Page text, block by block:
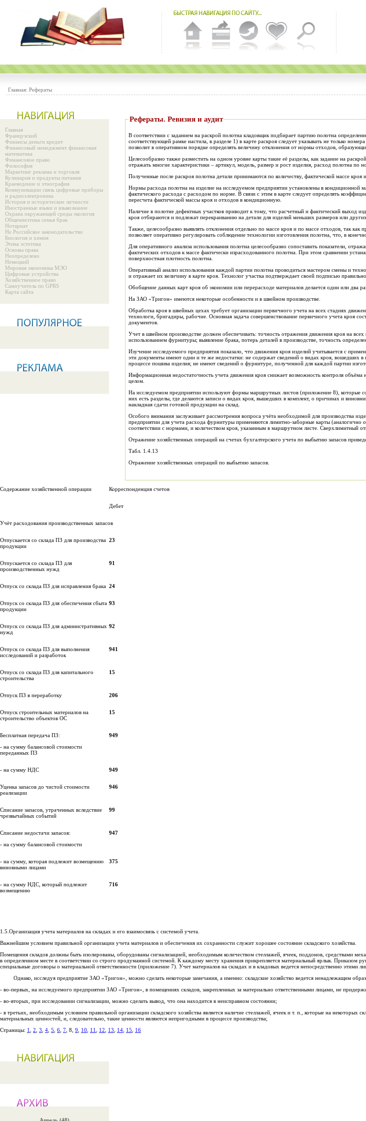
Главная: Рефераты
Главная
Французский
Финансы деньги кредит
Финансовый менеджмент финансовая
математика
Финансовое право
Философия
Маркетинг реклама и торговля
Кулинария и продукты питания
Краеведение и этнография
Коммуникации связь цифровые приборы
и радиоэлектроника
История и исторические личности
Иностранные языки и языкознание
Охрана окружающей среды экология
Общениеэтика семья брак
Нотариат
Не Российское законодательство
Биология и химия
Этика эстетика
Основы права
Неопределено
Немецкий
Мировая экономика МЭО
Цифровые устройства
Хозяйственное право
Самоучитель по GPRS
Карта сайта
Рефераты. Ревизия и аудит
В соответствии с заданием на раскрой полотна кладовщик подбирает партию полотна
соответствующей рамке настила, в разделе 1) в карте раскроя следует указывать не только
позволит в оперативном порядке определять величину отклонения от нормы отходов,
Целесообразно также разместить на одном уровне карты такие её разделы, как задание на
отражать многие характеристики – артикул, модель, размер и рост изделия, расход полотна по
Полученные после раскроя полотна детали принимаются по количеству, фактической массе кроя
Нормы расхода полотна на изделие на исследуемом предприятии установлены в кондиционной
фактического расхода с расходом по норме. В связи с этим в карте следует определять
пересчета фактической массы кроя и отходов в кондиционную.
Наличие в полотне дефектных участков приводит к тому, что расчетный и фактический выход
кроя отбираются и подлежат перекраиванию на детали для изделий меньших размеров или
Также, целесообразно выявлять отклонения отдельно по массе кроя и по массе отходов, так
позволяет оперативно регулировать соблюдение технологии изготовления полотна, что, в
Для оперативного анализа использования полотна целесообразно сопоставить показатели,
фактических отходов к массе фактически израсходованного полотна. При этом сравнении
поверхностная плотность полотна.
Оперативный анализ использования каждой партии полотна проводиться мастером смены и
и отражает их величину в карте кроя. Технолог участка подтверждает своей подписью
Обобщение данных карт кроя об экономии или перерасходе материалов делается один или два
На ЗАО «Тригон» имеются некоторые особенности и в швейном производстве.
Обработка кроя в швейных цехах требует организации первичного учета на всех стадиях
технологи, бригадиры, рабочие. Основная задача совершенствование первичного учета кроя
документов.
Учет в швейном производстве должен обеспечивать: точность отражения движения кроя на
использованием фурнитуры; выявление брака, потерь деталей в производстве, точность
Изучение исследуемого предприятия показало, что движения кроя изделий учитывается с
эти документы имеют одни и те же недостатки: не содержат сведений о видах кроя, вошедших
процессе пошива изделия; не имеют сведений о фурнитуре, полученной для каждой партии
Информационная недостаточность учета движения кроя снижает возможность контроля объёма
целом.
На исследуемом предприятии используют формы маршрутных листов (приложение 8), которые
них есть разделы, где делаются записи о видах кроя, вышедших в комплект, о причинах и
накладная сдачи готовой продукции на склад.
Особого внимания заслуживает рассмотрения вопроса учёта необходимой для производства
предприятии для учета расхода фурнитуры применяются лимитно-заборные карты
соответствии с нормами, и количеством кроя, указанным в маршрутном листе. Сверхлимитный
Отражение хозяйственных операций на счетах бухгалтерского учета по выбытию запасов
Табл. 1.4.13
Отражение хозяйственных операций по выбытию запасов.
Содержание хозяйственной операции Корреспонденция счетов
Дебет
Учёт расходования производственных запасов
Отпускается со склада ПЗ для производства
продукции
23
Отпускается со склада ПЗ для
производственных нужд
91
Отпуск со склада ПЗ для исправления брака 24
Отпуск со склада ПЗ для обеспечения сбыта
продукции
93
Отпуск со склада ПЗ для административных
нужд
92
Отпуск со склада ПЗ для выполнения
исследований и разработок
941
Отпуск со склада ПЗ для капитального
строительства
15
Отпуск ПЗ в переработку 206
Отпуск строительных материалов на
строительство объектов ОС
15
Бесплатная передача ПЗ:
- на сумму балансовой стоимости
переданных ПЗ
949
- на сумму НДС 949
Уценка запасов до чистой стоимости
реализации
946
Списание запасов, утраченных вследствие
чрезвычайных событий
99
Списание недостачи запасов:
- на сумму балансовой стоимости
947
- на сумму, которая подлежит возмещению
виновными лицами
375
- на сумму НДС, который подлежит
возмещению
716
1.5.Организация учета материалов на складах и его взаимосвязь с системой учета.
Важнейшим условием правильной организации учета материалов и обеспечения их сохранности служит хорошее состояние складского хозяйства.
Помещения складов должны быть изолированы, оборудованы сигнализацией, необходимым количеством стеллажей, ячеек, поддонов, средствами
в определенном месте в соответствии со строго продуманной системой. К каждому месту хранения прикрепляется материальный ярлык. Приказом
специальные договоры о материальной ответственности (приложение 7). Учет материалов на складах и в кладовых ведется непосредственно
Однако, исследуя предприятие ЗАО «Тригон», можно сделать некоторые замечания, а именно: складские хозяйство ведется ненадлежащим
- во-первых, на исследуемого предприятии ЗАО «Тригон», в помещениях складов, закрепленных за материально ответственными лицами, не
- во-вторых, при исследовании сигнализации, можно сделать вывод, что она находится в неисправном состоянии;
- в третьих, необходимым условием правильной организации складского хозяйства является наличие стеллажей, ячеек и т. п., которые на
материальных ценностей, и, следовательно, такие ценности являются непригодными в процессе производства;
Страницы: 1 2 3 4 5 6 7 , 8, 9 10 11 12 13 14 15 16